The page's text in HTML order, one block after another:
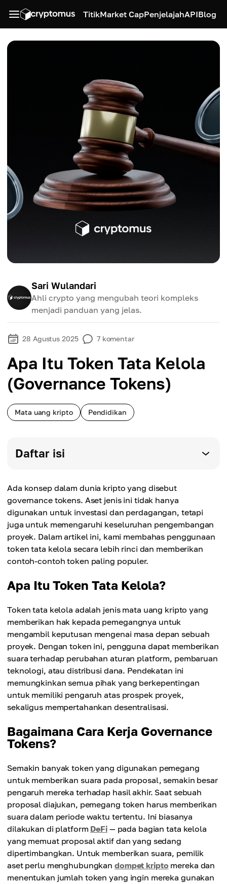
TitikMarket CapPenjelajahAPIBlog
Sari Wulandari
Ahli crypto yang mengubah teori kompleks
menjadi panduan yang jelas.
28 Agustus 2025 7 komentar
Apa Itu Token Tata Kelola
(Governance Tokens)
Mata uang kripto Pendidikan
Daftar isi
Ada konsep dalam dunia kripto yang disebut
governance tokens. Aset jenis ini tidak hanya
digunakan untuk investasi dan perdagangan, tetapi
juga untuk memengaruhi keseluruhan pengembangan
proyek. Dalam artikel ini, kami membahas penggunaan
token tata kelola secara lebih rinci dan memberikan
contoh-contoh token paling populer.
Apa Itu Token Tata Kelola?
Token tata kelola adalah jenis mata uang kripto yang
memberikan hak kepada pemegangnya untuk
mengambil keputusan mengenai masa depan sebuah
proyek. Dengan token ini, pengguna dapat memberikan
suara terhadap perubahan aturan platform, pembaruan
teknologi, atau distribusi dana. Pendekatan ini
memungkinkan semua pihak yang berkepentingan
untuk memiliki pengaruh atas prospek proyek,
sekaligus mempertahankan desentralisasi.
Bagaimana Cara Kerja Governance
Tokens?
Semakin banyak token yang digunakan pemegang
untuk memberikan suara pada proposal, semakin besar
pengaruh mereka terhadap hasil akhir. Saat sebuah
proposal diajukan, pemegang token harus memberikan
suara dalam periode waktu tertentu. Ini biasanya
dilakukan di platform DeFi— pada bagian tata kelola
yang memuat proposal aktif dan yang sedang
dipertimbangkan. Untuk memberikan suara, pemilik
aset perlu menghubungkandompet kripto mereka dan
menentukan jumlah token yang ingin mereka gunakan